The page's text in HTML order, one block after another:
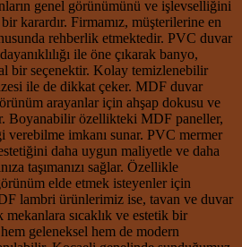
genel görünümünü ve işlevselliğini
karardır. Firmamız, müşterilerine en
rehberlik etmektedir. PVC duvar
ile öne çıkarak banyo,
bir seçenektir. Kolay temizlenebilir
ile de dikkat çeker. MDF duvar
arayanlar için ahşap dokusu ve
Boyanabilir özellikteki MDF paneller,
verebilme imkanı sunar. PVC mermer
daha uygun maliyetle ve daha
taşımanızı sağlar. Özellikle
elde etmek isteyenler için
lambri ürünlerimiz ise, tavan ve duvar
mekanlara sıcaklık ve estetik bir
geleneksel hem de modern